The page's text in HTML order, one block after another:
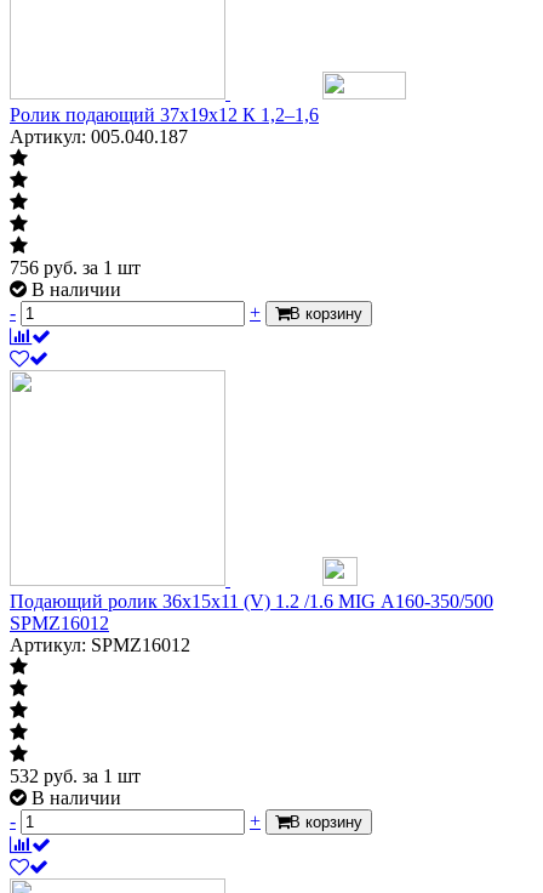
Ролик подающий 37х19х12 К 1,2–1,6
Артикул: 005.040.187
756 руб. за 1 шт
В наличии
-
+ В корзину
Подающий ролик 36х15х11 (V) 1.2 /1.6 MIG А160-350/500
SPMZ16012
Артикул: SPMZ16012
532 руб. за 1 шт
В наличии
-
+ В корзину